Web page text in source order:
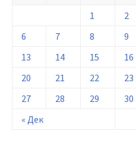
« Дек
1 2
6
7 8 9
13
14 15 16
20
21 22 23
27
28 29 30